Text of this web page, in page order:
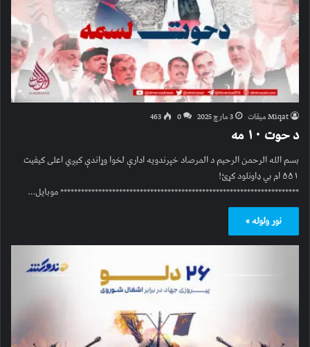
Miqat میقات 3 مارچ 2025 0
463
د حوت ۱۰ مه
بسم الله الرحمن الرحیم د المرصاد خپرندویه ادارې لخوا وړاندې کیږي اعلی کیفیت
۵۵۱ ام بي ډاونلود کړئ!
********************************************************************* موبایل…
نور ولوله »